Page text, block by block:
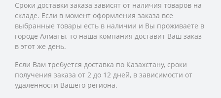
Сроки доставки заказа зависят от наличия товаров на
складе. Если в момент оформления заказа все
выбранные товары есть в наличии и Вы проживаете в
городе Алматы, то наша компания доставит Ваш заказ
в этот же день.
Если Вам требуется доставка по Казахстану, сроки
получения заказа от 2 до 12 дней, в зависимости от
удаленности Вашего региона.